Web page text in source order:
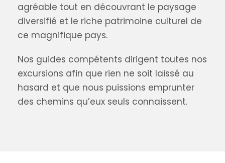
agréable tout en découvrant le paysage
diversifié et le riche patrimoine culturel de
ce magnifique pays.
Nos guides compétents dirigent toutes nos
excursions afin que rien ne soit laissé au
hasard et que nous puissions emprunter
des chemins qu’eux seuls connaissent.